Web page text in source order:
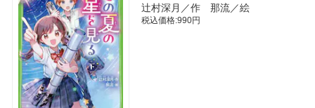
辻村深月／作 那流／絵
税込価格:990円